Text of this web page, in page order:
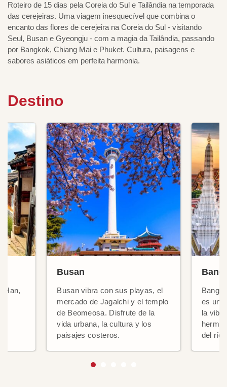
Roteiro de 15 dias pela Coreia do Sul e Tailândia na temporada
das cerejeiras. Uma viagem inesquecível que combina o
encanto das flores de cerejeira na Coreia do Sul - visitando
Seul, Busan e Gyeongju - com a magia da Tailândia, passando
por Bangkok, Chiang Mai e Phuket. Cultura, paisagens e
sabores asiáticos em perfeita harmonia.
Destino
Han,
Busan
Busan vibra con sus playas, el
mercado de Jagalchi y el templo
de Beomeosa. Disfrute de la
vida urbana, la cultura y los
paisajes costeros.
es una
la
del río